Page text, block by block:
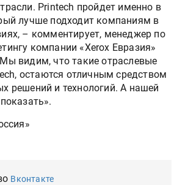
Printech пройдет именно в
лучше подходит компаниям в
– комментирует, менеджер по
компании «Xerox Евразия»
видим, что такие отраслевые
остаются отличным средством
решений и технологий. А нашей
Вконтакте